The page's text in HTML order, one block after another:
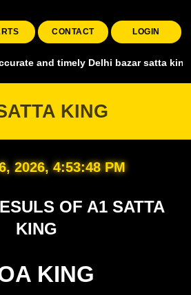
CONTACT LOGIN
Delhi bazar satta king,
KING
2026, 4:53:49 PM
OF A1 SATTA
KING
KING